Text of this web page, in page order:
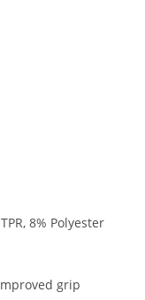
8% Polyester
grip